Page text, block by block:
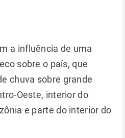
a influência de uma
sobre o país, que
chuva sobre grande
Oeste, interior do
e parte do interior do